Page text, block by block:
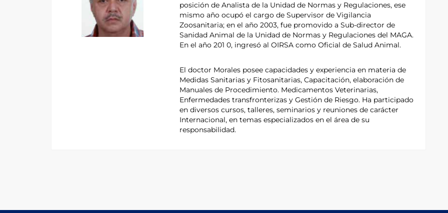
posición de Analista de la Unidad de Normas y Regulaciones, ese
mismo año ocupó el cargo de Supervisor de Vigilancia
Zoosanitaria; en el año 2003, fue promovido a Sub-director de
Sanidad Animal de la Unidad de Normas y Regulaciones del MAGA.
En el año 201 0, ingresó al OIRSA como Oficial de Salud Animal.
El doctor Morales posee capacidades y experiencia en materia de
Medidas Sanitarias y Fitosanitarias, Capacitación, elaboración de
Manuales de Procedimiento. Medicamentos Veterinarias,
Enfermedades transfronterizas y Gestión de Riesgo. Ha participado
en diversos cursos, talleres, seminarios y reuniones de carácter
Internacional, en temas especializados en el área de su
responsabilidad.